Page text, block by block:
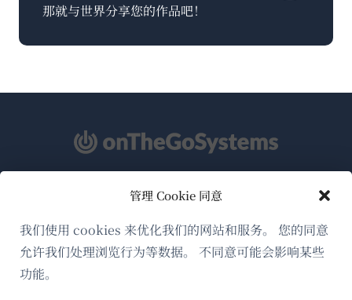
管理 Cookie 同意
我们使用 cookies 来优化我们的网站和服务。 您的同意
允许我们处理浏览行为等数据。 不同意可能会影响某些
功能。
那就与世界分享您的作品吧！
关于WPML
GDPR与隐私政策
加入我们的团队（在